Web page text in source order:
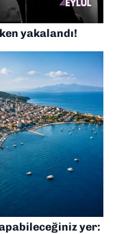
yakalandı!
yer: